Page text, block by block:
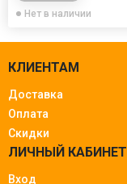
Нет в наличии
КЛИЕНТАМ
Доставка
Оплата
Скидки
ЛИЧНЫЙ КАБИНЕТ
Вход